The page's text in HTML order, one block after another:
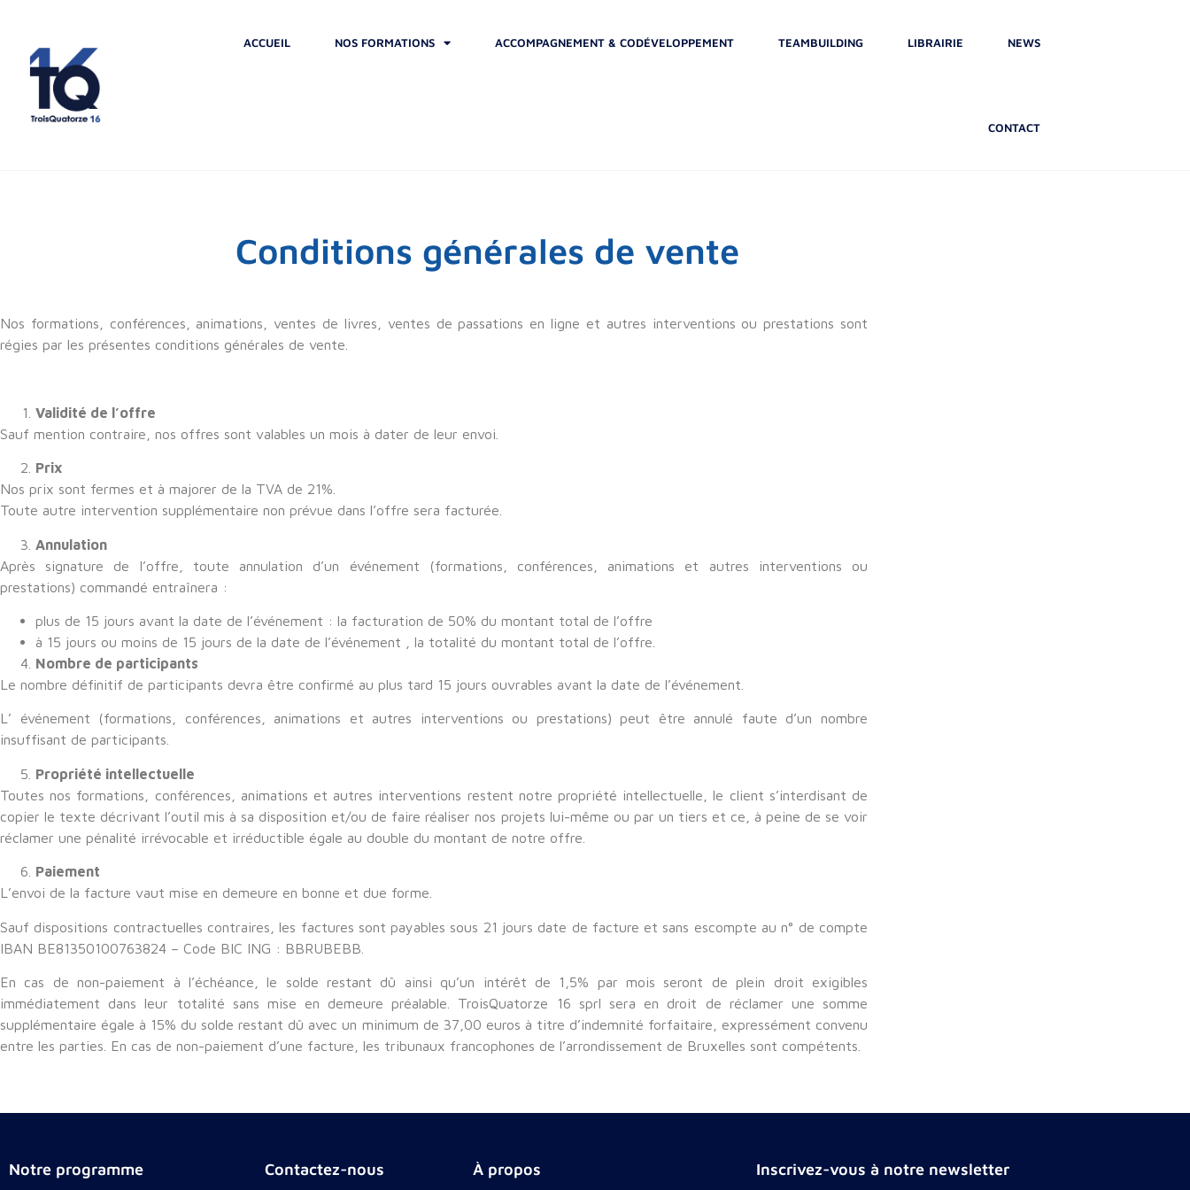
ACCUEIL NOS FORMATIONS ACCOMPAGNEMENT & CODÉVELOPPEMENT TEAMBUILDING LIBRAIRIE NEWS
CONTACT
Conditions générales de vente
Nos formations, conférences, animations, ventes de livres, ventes de passations en ligne et autres interventions ou prestations sont
régies par les présentes conditions générales de vente.
Validité de l’offre
Sauf mention contraire, nos offres sont valables un mois à dater de leur envoi.
Prix
Nos prix sont fermes et à majorer de la TVA de 21%.
Toute autre intervention supplémentaire non prévue dans l’offre sera facturée.
Annulation
Après signature de l’offre, toute annulation d’un événement (formations, conférences, animations et autres interventions ou
prestations) commandé entraînera :
plus de 15 jours avant la date de l’événement : la facturation de 50% du montant total de l’offre
à 15 jours ou moins de 15 jours de la date de l’événement , la totalité du montant total de l’offre.
Nombre de participants
Le nombre définitif de participants devra être confirmé au plus tard 15 jours ouvrables avant la date de l’événement.
L’ événement (formations, conférences, animations et autres interventions ou prestations) peut être annulé faute d’un nombre
insuffisant de participants.
Propriété intellectuelle
Toutes nos formations, conférences, animations et autres interventions restent notre propriété intellectuelle, le client s’interdisant de
copier le texte décrivant l’outil mis à sa disposition et/ou de faire réaliser nos projets lui-même ou par un tiers et ce, à peine de se voir
réclamer une pénalité irrévocable et irréductible égale au double du montant de notre offre.
Paiement
L’envoi de la facture vaut mise en demeure en bonne et due forme.
Sauf dispositions contractuelles contraires, les factures sont payables sous 21 jours date de facture et sans escompte au n° de compte
IBAN BE81350100763824 – Code BIC ING : BBRUBEBB.
En cas de non-paiement à l’échéance, le solde restant dû ainsi qu’un intérêt de 1,5% par mois seront de plein droit exigibles
immédiatement dans leur totalité sans mise en demeure préalable. TroisQuatorze 16 sprl sera en droit de réclamer une somme
supplémentaire égale à 15% du solde restant dû avec un minimum de 37,00 euros à titre d’indemnité forfaitaire, expressément convenu
entre les parties. En cas de non-paiement d’une facture, les tribunaux francophones de l’arrondissement de Bruxelles sont compétents.
Notre programme Contactez-nous À propos Inscrivez-vous à notre newsletter